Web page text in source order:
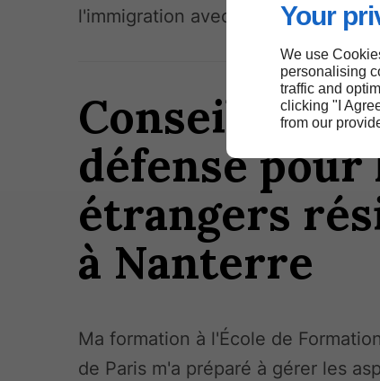
Your
We use
personalising
traffic and
clicking "I
from our
l'immigration avec clarté et
Conseils et
défense pour
étrangers
à Nanterre
Ma formation à l'École de
de Paris m'a préparé à gérer les